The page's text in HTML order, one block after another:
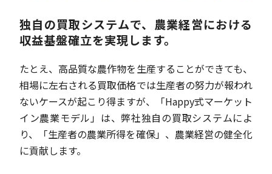
独自の買取システムで、 農業経営における
収益基盤確立を実現します。
たとえ、高品質な農作物を生産することができても、
相場に左右される買取価格では生産者の努力が報われ
ないケースが起こり得ますが、「Happy式マーケット
イン農業モデル」は、弊社独自の買取システムによ
り、「生産者の農業所得を確保」、農業経営の健全化
に貢献します。